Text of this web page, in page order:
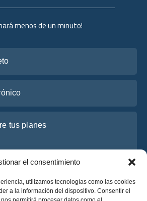
el consentimiento
utilizamos tecnologías como las cookies
a la información del dispositivo. Consentir el
menos de un minuto!